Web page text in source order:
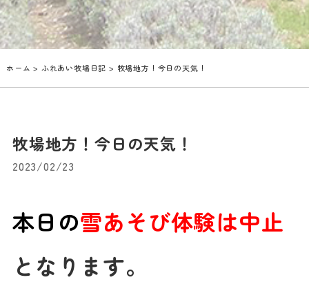
ホーム > ふれあい牧場日記 > 牧場地方！今日の天気！
牧場地方！今日の天気！
2023/02/23
本日の雪あそび体験は中止
となります。